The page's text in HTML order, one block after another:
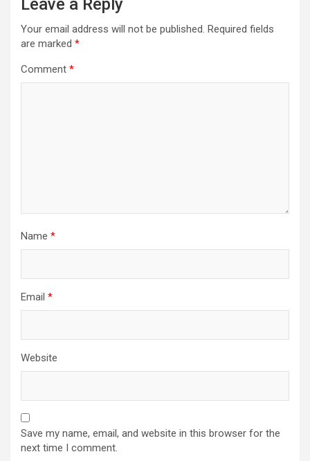
Leave a Reply
Your email address will not be published. Required fields
are marked *
Comment *
Name *
Email *
Website
Save my name, email, and website in this browser for the
next time I comment.